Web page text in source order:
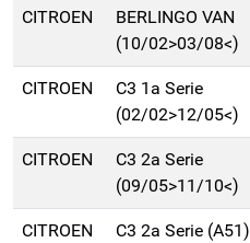
CITROEN
BERLINGO VAN
(10/02>03/08<)
CITROEN
C3 1a Serie
(02/02>12/05<)
CITROEN
C3 2a Serie
(09/05>11/10<)
CITROEN
C3 2a Serie (A51)